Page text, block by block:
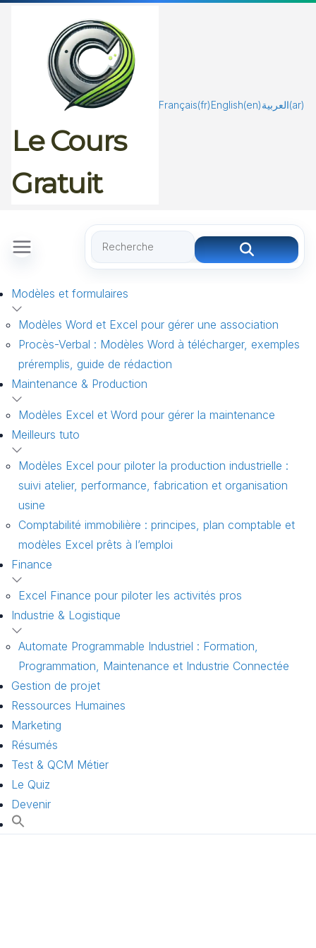
Le Cours
Gratuit
Français(fr) English(en)العربية(ar)
Modèles et formulaires
Modèles Word et Excel pour gérer une association
Procès-Verbal : Modèles Word à télécharger, exemples
préremplis, guide de rédaction
Maintenance & Production
Modèles Excel et Word pour gérer la maintenance
Meilleurs tuto
Modèles Excel pour piloter la production industrielle :
suivi atelier, performance, fabrication et organisation
usine
Comptabilité immobilière : principes, plan comptable et
modèles Excel prêts à l’emploi
Finance
Excel Finance pour piloter les activités pros
Industrie & Logistique
Automate Programmable Industriel : Formation,
Programmation, Maintenance et Industrie Connectée
Gestion de projet
Ressources Humaines
Marketing
Résumés
Test & QCM Métier
Le Quiz
Devenir